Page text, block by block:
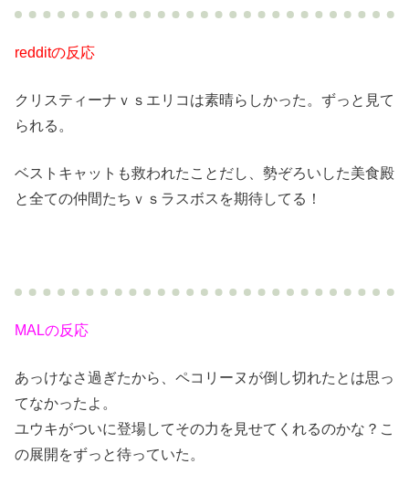
redditの反応
クリスティーナｖｓエリコは素晴らしかった。ずっと見て
られる。
ベストキャットも救われたことだし、勢ぞろいした美食殿
と全ての仲間たちｖｓラスボスを期待してる！
MALの反応
あっけなさ過ぎたから、ペコリーヌが倒し切れたとは思っ
てなかったよ。
ユウキがついに登場してその力を見せてくれるのかな？こ
の展開をずっと待っていた。